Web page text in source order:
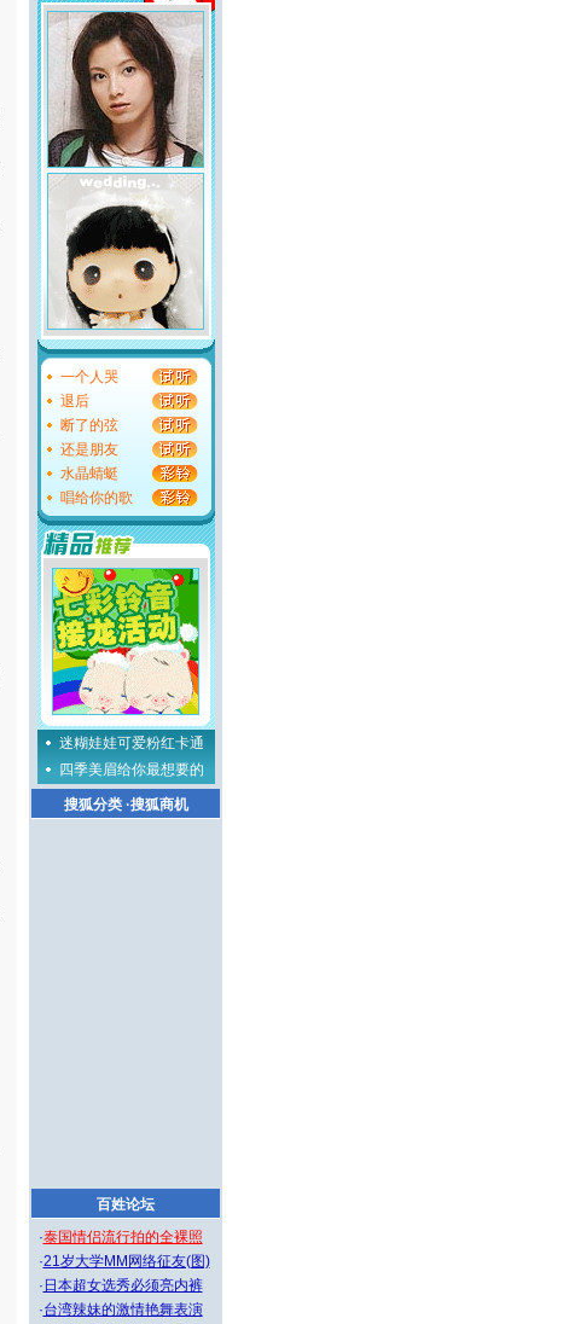
一个人哭
退后
断了的弦
还是朋友
水晶蜻蜓
唱给你的歌
迷糊娃娃可爱粉红卡通
四季美眉给你最想要的
搜狐分类·搜狐商机
百姓论坛
·泰国情侣流行拍的全裸照
·21岁大学MM网络征友(图)
· 日本超女选秀必须亮内裤
·台湾辣妹的激情艳舞表演